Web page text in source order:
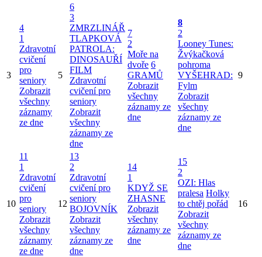
3
4
1
Zdravotní
cvičení
pro
seniory
Zobrazit
všechny
záznamy
ze dne
5
6
3
ZMRZLINÁŘ
TLAPKOVÁ
PATROLA:
DINOSAUŘÍ
FILM
Zdravotní
cvičení pro
seniory
Zobrazit
všechny
záznamy ze
dne
7
2
Moře na
dvoře 6
GRAMŮ
Zobrazit
všechny
záznamy ze
dne
8
2
Looney Tunes:
Žvýkačková
pohroma
VYŠEHRAD:
Fylm
Zobrazit
všechny
záznamy ze
dne
9
10
11
1
Zdravotní
cvičení
pro
seniory
Zobrazit
všechny
záznamy
ze dne
12
13
2
Zdravotní
cvičení pro
seniory
BOJOVNÍK
Zobrazit
všechny
záznamy ze
dne
14
1
KDYŽ SE
ZHASNE
Zobrazit
všechny
záznamy ze
dne
15
2
OZI: Hlas
pralesa Holky
to chtěj pořád
Zobrazit
všechny
záznamy ze
dne
16